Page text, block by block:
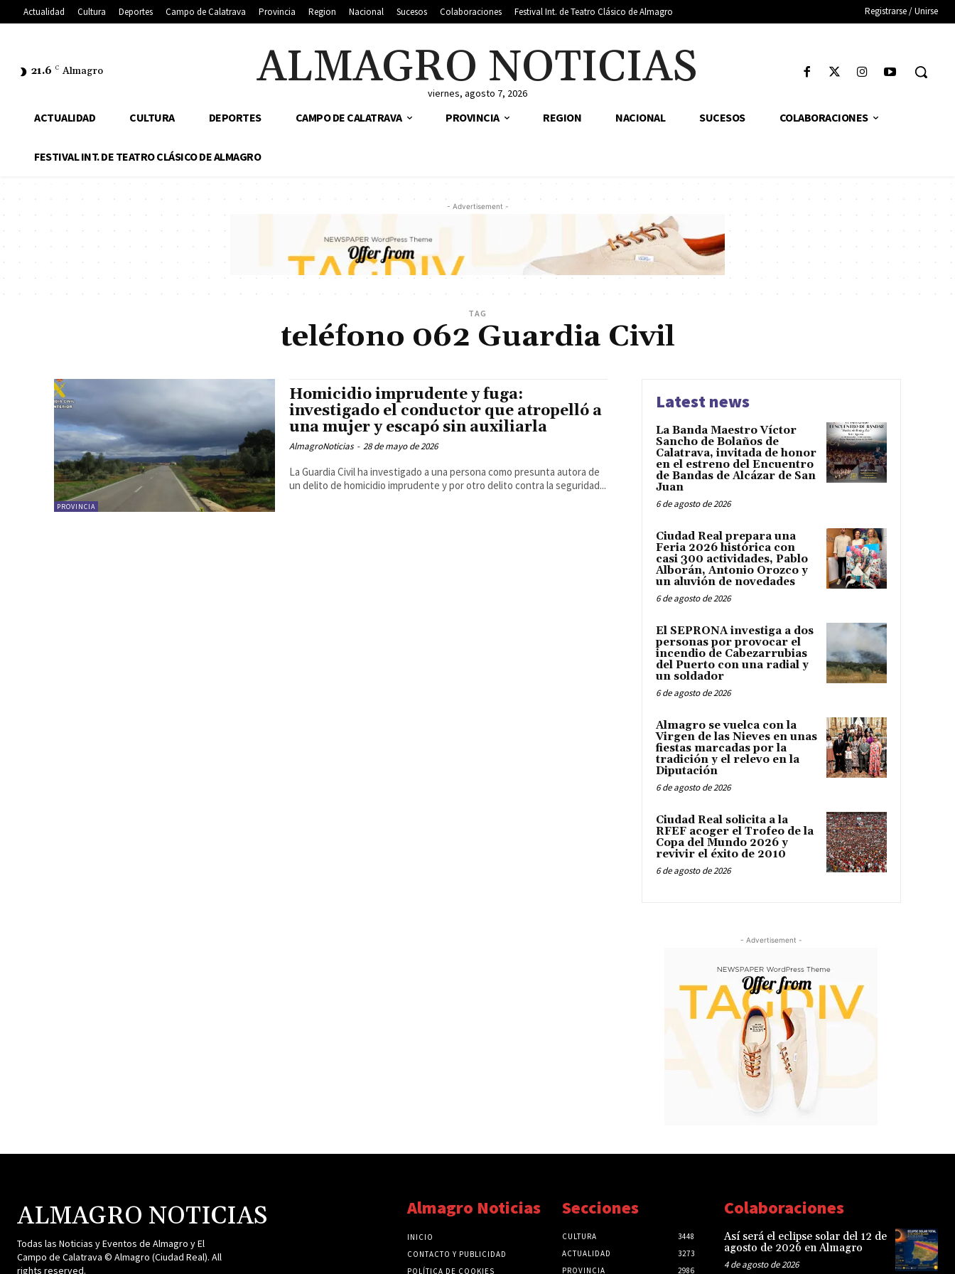
Actualidad Cultura Deportes Campo de Calatrava Provincia Region Nacional Sucesos Colaboraciones Festival Int. de Teatro Clásico de Almagro Registrarse / Unirse
21.6 C Almagro ALMAGRO NOTICIAS
viernes, agosto 7, 2026
ACTUALIDAD CULTURA DEPORTES CAMPO DE CALATRAVA PROVINCIA REGION NACIONAL SUCESOS COLABORACIONES
FESTIVAL INT. DE TEATRO CLÁSICO DE ALMAGRO
- Advertisement -
TAG
teléfono 062 Guardia Civil
PROVINCIA
Homicidio imprudente y fuga:
investigado el conductor que atropelló a
una mujer y escapó sin auxiliarla
AlmagroNoticias - 28 de mayo de 2026
La Guardia Civil ha investigado a una persona como presunta autora de
un delito de homicidio imprudente y por otro delito contra la seguridad...
Latest news
La Banda Maestro Víctor
Sancho de Bolaños de
Calatrava, invitada de honor
en el estreno del Encuentro
de Bandas de Alcázar de San
Juan
6 de agosto de 2026
Ciudad Real prepara una
Feria 2026 histórica con
casi 300 actividades, Pablo
Alborán, Antonio Orozco y
un aluvión de novedades
6 de agosto de 2026
El SEPRONA investiga a dos
personas por provocar el
incendio de Cabezarrubias
del Puerto con una radial y
un soldador
6 de agosto de 2026
Almagro se vuelca con la
Virgen de las Nieves en unas
fiestas marcadas por la
tradición y el relevo en la
Diputación
6 de agosto de 2026
Ciudad Real solicita a la
RFEF acoger el Trofeo de la
Copa del Mundo 2026 y
revivir el éxito de 2010
6 de agosto de 2026
- Advertisement -
ALMAGRO NOTICIAS
Todas las Noticias y Eventos de Almagro y El
Campo de Calatrava © Almagro (Ciudad Real). All
rights reserved.
Almagro Noticias
INICIO
CONTACTO Y PUBLICIDAD
POLÍTICA DE COOKIES
Secciones
CULTURA
3448
ACTUALIDAD
3273
PROVINCIA
2986
Colaboraciones
Así será el eclipse solar del 12 de
agosto de 2026 en Almagro
4 de agosto de 2026